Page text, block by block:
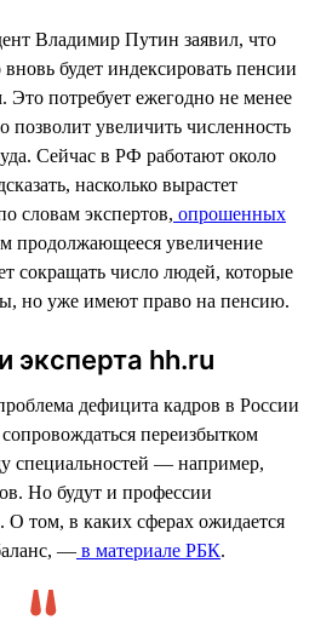
Владимир Путин заявил, что
будет индексировать пенсии
потребует ежегодно не менее
позволит увеличить численность
Сейчас в РФ работают около
насколько вырастет
словам экспертов, опрошенных
продолжающееся увеличение
сокращать число людей, которые
но уже имеют право на пенсию.
hh.ru
дефицита кадров в России
переизбытком
специальностей — например,
Но будут и профессии
О том, в каких сферах ожидается
— в материале РБК.